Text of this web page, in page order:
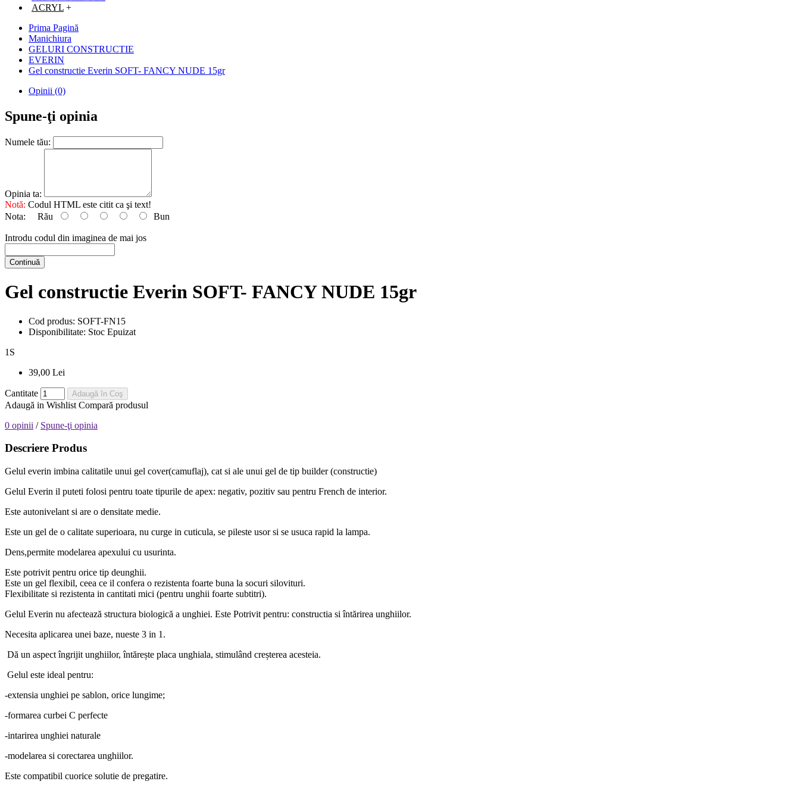
ACRYL +
Prima Pagină
Manichiura
GELURI CONSTRUCTIE
EVERIN
Gel constructie Everin SOFT- FANCY NUDE 15gr
Opinii (0)
Spune-ţi opinia
Numele tău:
Opinia ta:
Notă: Codul HTML este citit ca şi text!
Nota: Rău Bun
Introdu codul din imaginea de mai jos
Continuă
Gel constructie Everin SOFT- FANCY NUDE 15gr
Cod produs: SOFT-FN15
Disponibilitate: Stoc Epuizat
1 S
39,00 Lei
Cantitate Adaugă în Coş
Adaugă in Wishlist Compară produsul
0 opinii / Spune-ţi opinia
Descriere Produs
Gelul everin imbina calitatile unui gel cover(camuflaj), cat si ale unui gel de tip builder (constructie)
Gelul Everin il puteti folosi pentru toate tipurile de apex: negativ, pozitiv sau pentru French de interior.
Este autonivelant si are o densitate medie.
Este un gel de o calitate superioara, nu curge in cuticula, se pileste usor si se usuca rapid la lampa.
Dens,permite modelarea apexului cu usurinta.
Este potrivit pentru orice tip deunghii.
Este un gel flexibil, ceea ce il confera o rezistenta foarte buna la socuri silovituri.
Flexibilitate si rezistenta in cantitati mici (pentru unghii foarte subtitri).
Gelul Everin nu afectează structura biologică a unghiei. Este Potrivit pentru: constructia si întărirea unghiilor.
Necesita aplicarea unei baze, nueste 3 in 1.
Dă un aspect îngrijit unghiilor, întărește placa unghiala, stimulând creșterea acesteia.
Gelul este ideal pentru:
-extensia unghiei pe sablon, orice lungime;
-formarea curbei C perfecte
-intarirea unghiei naturale
-modelarea si corectarea unghiilor.
Este compatibil cuorice solutie de pregatire.